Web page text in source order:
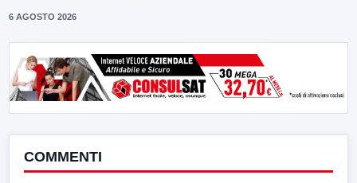
6 AGOSTO 2026
COMMENTI